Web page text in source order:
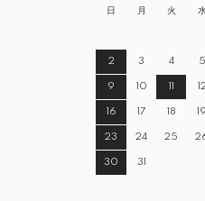
日 月 火
2 3 4 5
9 10 11 12
16 17 18 19
23 24 25
30 31